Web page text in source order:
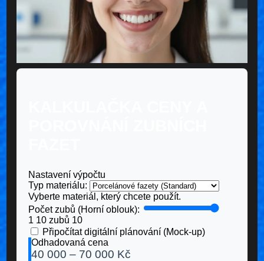
Nastavení výpočtu
Typ materiálu:
Vyberte materiál, který chcete použít.
Počet zubů (Horní oblouk):
1 10 zubů 10
Připočítat digitální plánování (Mock-up)
Odhadovaná cena
40 000 – 70 000 Kč